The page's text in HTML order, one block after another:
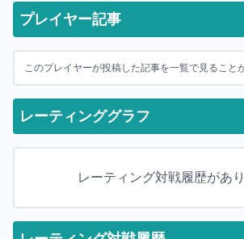
プレイヤー記事
このプレイヤーが投稿した記事を一覧で見ること
レーティンググラフ
レーティング対戦履歴があ